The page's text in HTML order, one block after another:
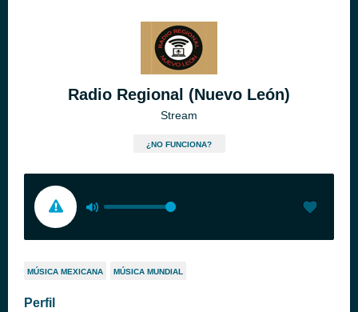
Radio Regional (Nuevo León)
Stream
¿NO FUNCIONA?
MÚSICA MEXICANA MÚSICA MUNDIAL
Perfil